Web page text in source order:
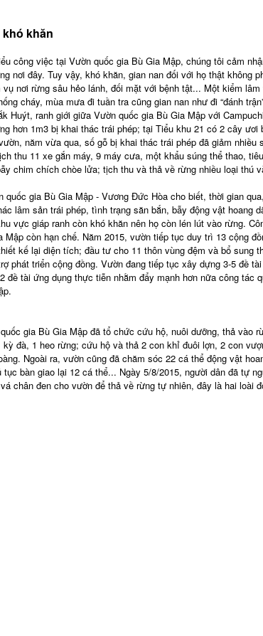
khăn
công việc tại Vườn quốc gia Bù Gia Mập, chúng tôi cảm
nơi đây. Tuy vậy, khó khăn, gian nan đối với họ thật không
nơi rừng sâu hẻo lánh, đối mặt với bệnh tật... Một kiểm
cháy, mùa mưa đi tuần tra cũng gian nan như đi “đánh
Huýt, ranh giới giữa Vườn quốc gia Bù Gia Mập với
hơn 1m3 bị khai thác trái phép; tại Tiểu khu 21 có 2 cây
năm vừa qua, số gỗ bị khai thác trái phép đã giảm nhiều
thu 11 xe gắn máy, 9 máy cưa, một khẩu súng thể thao,
chim chích chòe lửa; tịch thu và thả về rừng nhiều loại thú
quốc gia Bù Gia Mập - Vương Đức Hòa cho biết, thời gian
lâm sản trái phép, tình trạng săn bắn, bẫy động vật hoang
vực giáp ranh còn khó khăn nên họ còn lén lút vào rừng.
còn hạn chế. Năm 2015, vườn tiếp tục duy trì 13 cộng
kế lại diện tích; đầu tư cho 11 thôn vùng đệm và bổ sung
phát triển cộng đồng. Vườn đang tiếp tục xây dựng 3-5 đề
đề tài ứng dụng thực tiễn nhằm đẩy mạnh hơn nữa công tác
gia Bù Gia Mập đã tổ chức cứu hộ, nuôi dưỡng, thả vào
kỳ đà, 1 heo rừng; cứu hộ và thả 2 con khỉ đuôi lợn, 2 con
Ngoài ra, vườn cũng đã chăm sóc 22 cá thể động vật
tục bàn giao lại 12 cá thể... Ngày 5/8/2015, người dân đã tự
chân đen cho vườn để thả về rừng tự nhiên, đây là hai loài